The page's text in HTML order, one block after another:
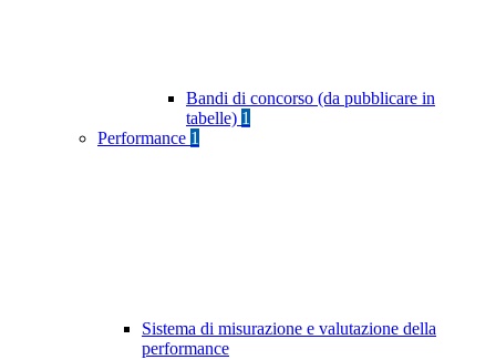
Bandi di concorso (da pubblicare in
tabelle) 1
Performance 1
Sistema di misurazione e valutazione della
performance